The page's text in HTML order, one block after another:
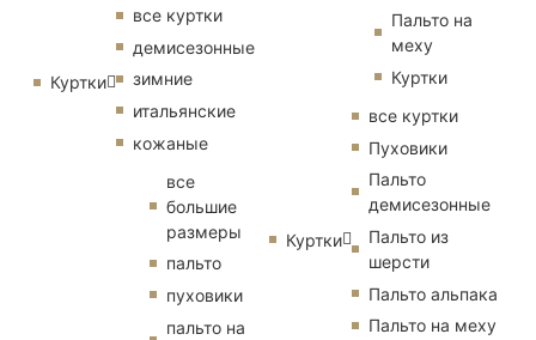
Куртки
все куртки
демисезонные
зимние
итальянские
кожаные
все
большие
размеры
пальто
пуховики
пальто на
Пальто на
меху
Куртки
Куртки
все куртки
Пуховики
Пальто
демисезонные
Пальто из
шерсти
Пальто альпака
Пальто на меху